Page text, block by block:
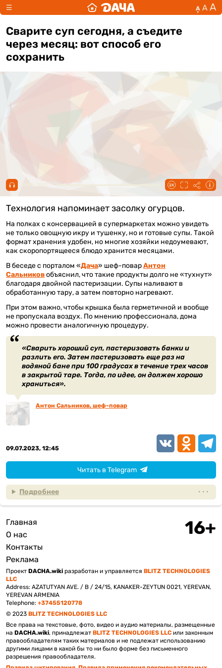
☰ А А А
Сварите суп сегодня, а съедите
через месяц: вот способ его
сохранить
Технология напоминает засолку огурцов.
На полках с консервацией в супермаркетах можно увидеть
не только овощную икру и тушенку, но и готовые супы. Такой
формат хранения удобен, но многие хозяйки недоумевают,
как скоропортящееся блюдо хранится месяцами.
В беседе с порталом «Дача» шеф-поварАнтон
Сальниковобъяснил, что такие продукты долго не «тухнут»
благодаря двойной пастеризации. Супы наливают в
обработанную тару, а затем повторно нагревают.
При этом важно, чтобы крышка была герметичной и вообще
не пропускала воздух. По мнению профессионала, дома
можно провести аналогичную процедуру.
«Сварить хороший суп, пастеризовать банки и
разлить его. Затем пастеризовать еще раз на
водяной бане при 100 градусах в течение трех часов
в закрытой таре. Тогда, по идее, он должен хорошо
храниться».
Антон Сальников, шеф-повар
09.07.2023, 12:45
VK
Читать в Telegram
Подробнее
Подвал
Главная
О нас
Контакты
Реклама
Проект DACHA.wiki разработан и управляется BLITZ TECHNOLOGIES
LLC
Address: AZATUTYAN AVE. / B / 24/15, KANAKER-ZEYTUN 0021, YEREVAN,
YEREVAN ARMENIA
Telephone: +37455120778
© 2023 BLITZ TECHNOLOGIES LLC
Все права на текстовые, фото, видео и аудио материалы, размещенные
на DACHA.wiki, принадлежат BLITZ TECHNOLOGIES LLC или законным
правообладателям таких материалов и не подлежат использованию
другими лицами в какой бы то ни было форме без письменного
разрешения правообладателя.